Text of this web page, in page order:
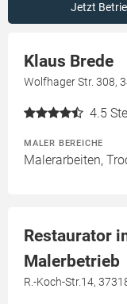
Jetzt
Klaus Brede
Wolfhager Str. 308,
4.5
MALER BEREICHE
Malerarbeiten,
Restaurator
Malerbetrieb
R.-Koch-Str.14,